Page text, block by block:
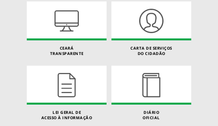
CEARÁ
TRANSPARENTE
CARTA DE SERVIÇOS
DO CIDADÃO
LEI GERAL DE
ACESSO À INFORMAÇÃO
DIÁRIO
OFICIAL